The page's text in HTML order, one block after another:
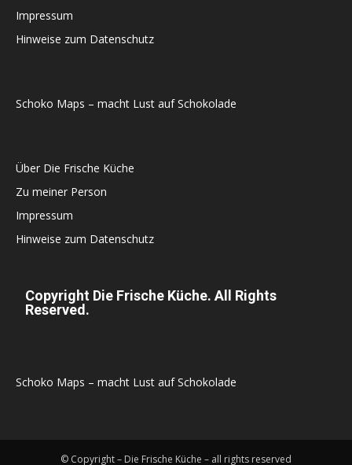
Impressum
Hinweise zum Datenschutz
Schoko Maps – macht Lust auf Schokolade
Über Die Frische Küche
Zu meiner Person
Impressum
Hinweise zum Datenschutz
Copyright Die Frische Küche. All Rights
Reserved.
Schoko Maps – macht Lust auf Schokolade
© Copyright – Die Frische Küche – all rights reserved